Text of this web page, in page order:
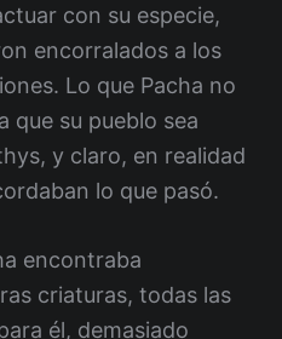
con su especie,
encorralados a los
Lo que Pacha no
que su pueblo sea
y claro, en realidad
lo que pasó.
encontraba
criaturas, todas las
él, demasiado